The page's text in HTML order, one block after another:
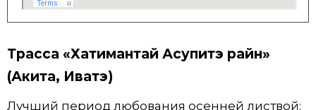
Трасса «Хатимантай Асупитэ райн»
(Акита, Иватэ)
Лучший период любования осенней листвой: